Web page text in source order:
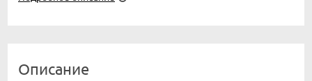
Описание